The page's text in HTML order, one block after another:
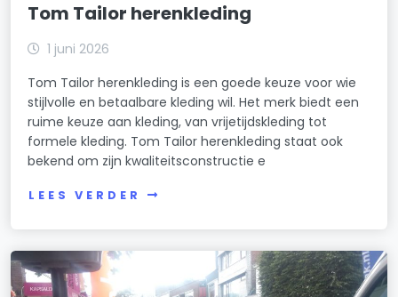
Tom Tailor herenkleding
1 juni 2026
Tom Tailor herenkleding is een goede keuze voor wie
stijlvolle en betaalbare kleding wil. Het merk biedt een
ruime keuze aan kleding, van vrijetijdskleding tot
formele kleding. Tom Tailor herenkleding staat ook
bekend om zijn kwaliteitsconstructie e
LEES VERDER